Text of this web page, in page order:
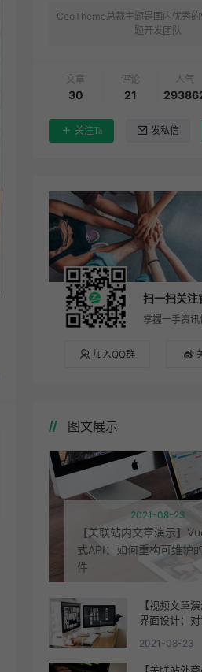
CeoTheme总裁主题是国内优秀
题开发团队
文章
30
评论
21
人气
关注Ta 发私信
扫一扫关注
号
掌握一手资
加入QQ群
图文展示
2021-08-23
【关联站内文章演示】
式API：如何重构可维护
件
【视频文章
界面设计：
2021-08-23